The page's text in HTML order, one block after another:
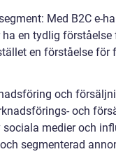
Med B2C e-
ha en tydlig
en förståelse för
och
och
medier och
segmenterad